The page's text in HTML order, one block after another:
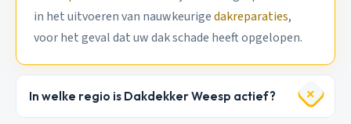
in het uitvoeren van nauwkeurigedakreparaties,
voor het geval dat uw dak schade heeft opgelopen.
In welke regio is Dakdekker Weesp actief?